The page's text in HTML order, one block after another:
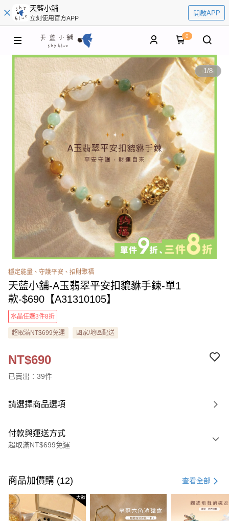
天藍小舖
立刻使用官方APP
開啟APP
0
1/8
穩定能量、守護平安、招財聚福
天藍小舖-A玉翡翠平安扣貔貅手鍊-單1
款-$690【A31310105】
水晶任選3件8折
超取滿NT$699免運 國家/地區配送
NT$690
已賣出：39件
請選擇商品選項
付款與運送方式
超取滿NT$699免運
信用卡一次付款
超商取貨付款
LINE Pay
商品加價購 (12) 查看全部